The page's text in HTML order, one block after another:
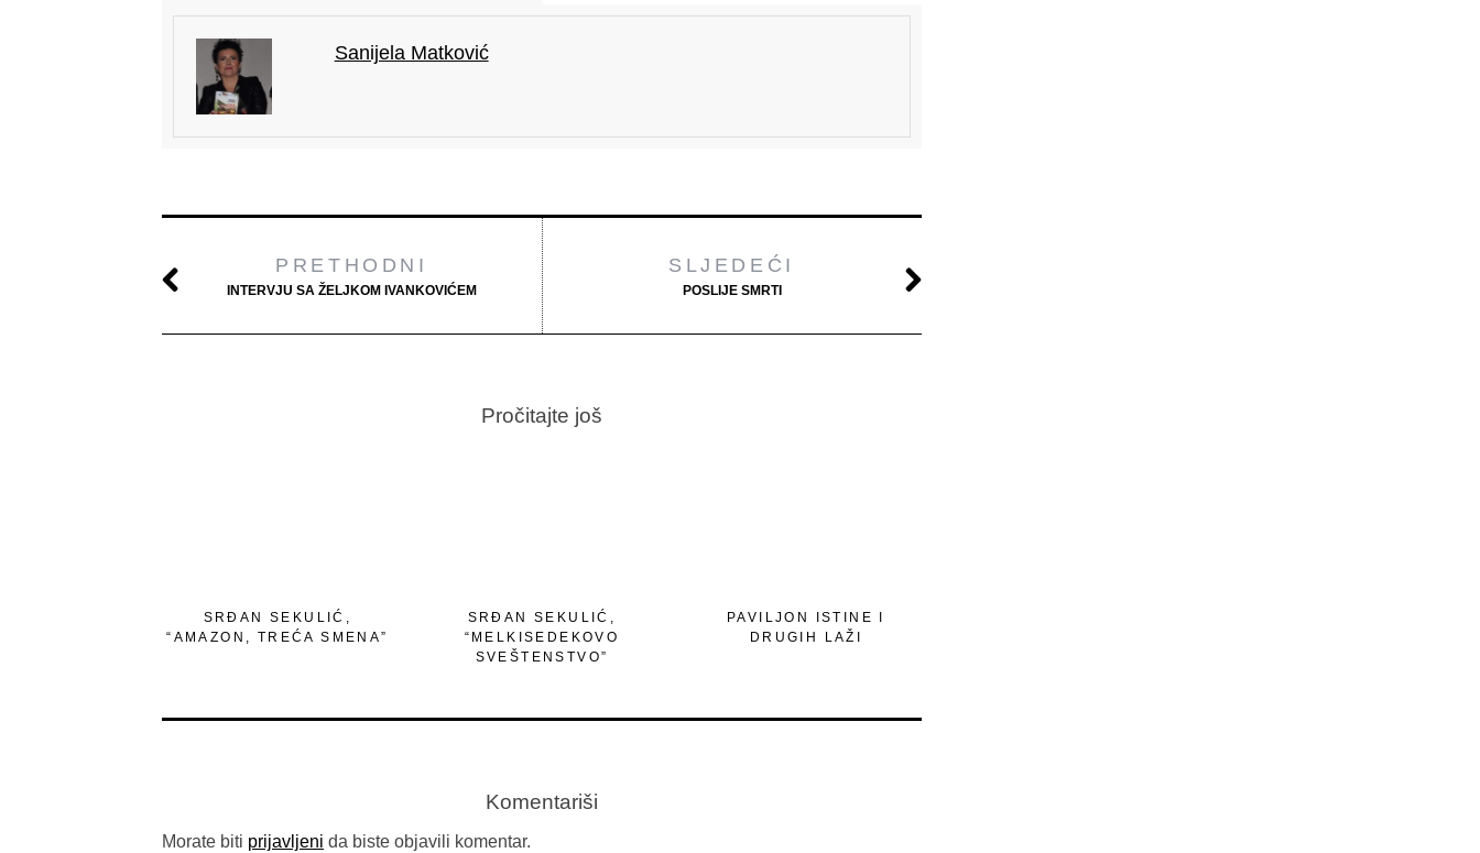
Sanijela Matković
PRETHODNI
INTERVJU SA ŽELJKOM IVANKOVIĆEM
SLJEDEĆI
POSLIJE SMRTI
Pročitajte još
SRĐAN SEKULIĆ,
“AMAZON, TREĆA SMENA”
SRĐAN SEKULIĆ,
“MELKISEDEKOVO
SVEŠTENSTVO”
PAVILJON ISTINE I
DRUGIH LAŽI
Komentariši
Morate biti prijavljeni da biste objavili komentar.